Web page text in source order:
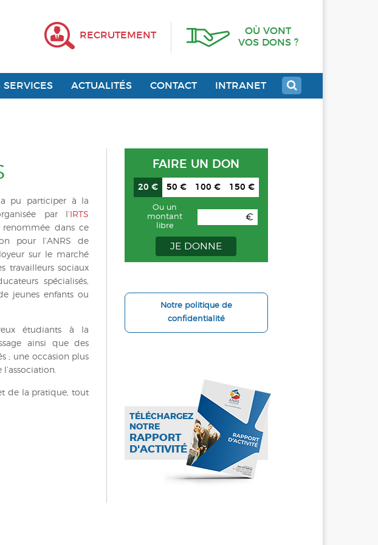
RECRUTEMENT
OÙ VONT
VOS DONS ?
SERVICES ACTUALITÉS CONTACT INTRANET
a pu participer à la
par l’ IRTS
dans ce
pour l’ANRS de
sur le marché
travailleurs sociaux
spécialisés,
jeunes enfants ou
étudiants à la
ainsi que des
; une occasion plus
de la pratique, tout
FAIRE UN DON
20 € 50 € 100 € 150 €
Ou un
montant
libre
€
JE DONNE
Notre politique de
confidentialité
TÉLÉCHARGEZ
NOTRE
RAPPORT
D'ACTIVITÉ